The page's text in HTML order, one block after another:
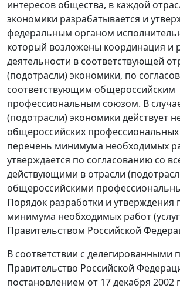
интересов общества, в каждой
экономики разрабатывается и
федеральным органом
который возложены координация и
деятельности в соответствующей
(подотрасли) экономики, по
соответствующим общероссийским
профессиональным союзом. В
(подотрасли) экономики действует
общероссийских
перечень минимума необходимых
утверждается по согласованию со
действующими в отрасли
общероссийскими
Порядок разработки и утверждения
минимума необходимых работ
Правительством Российской
В соответствии с
Правительство Российской
постановлением от 17 декабря 2002